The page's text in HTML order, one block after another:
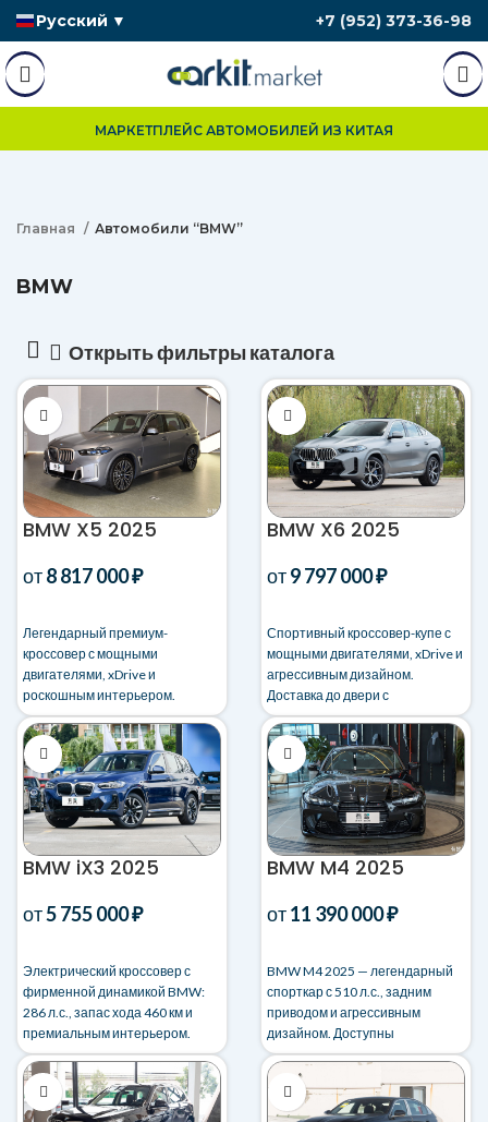
Русский ▼ +7 (952) 373-36-98
МАРКЕТПЛЕЙС АВТОМОБИЛЕЙ ИЗ КИТАЯ
Главная Автомобили “BMW”
BMW
Открыть фильтры каталога
BMW X5 2025
от8 817 000₽
Легендарный премиум-
кроссовер с мощными
двигателями, xDrive и
роскошным интерьером.
Доставка в Россию с
оформлением.
BMW X6 2025
от9 797 000₽
Спортивный кроссовер-купе с
мощными двигателями, xDrive и
агрессивным дизайном.
Доставка до двери с
оформлением.
BMW iX3 2025
от5 755 000₽
Электрический кроссовер с
фирменной динамикой BMW:
286 л.с., запас хода 460 км и
премиальным интерьером.
Доставка в РФ с таможней и
гарантией.
BMW M4 2025
от11 390 000₽
BMW M4 2025 — легендарный
спорткар с 510 л.с., задним
приводом и агрессивным
дизайном. Доступны
индивидуальные опции.
Таможня и доставка под ключ!